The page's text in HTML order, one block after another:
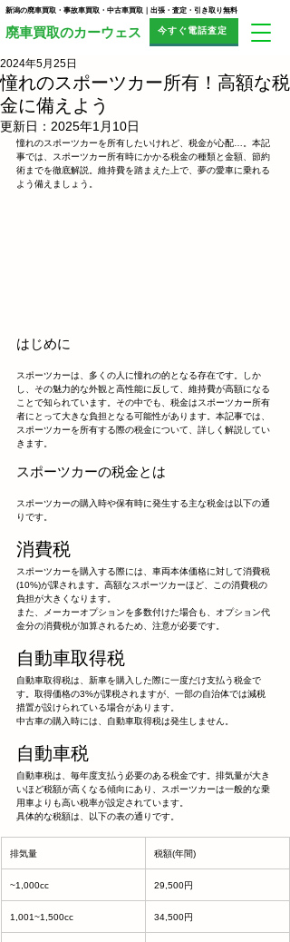
今すぐ電話査定
​廃車買取のカーウェス
新潟の廃車買取・事故車買取・中古車買取｜出張・査定・引き取り無料
憧れのスポーツカー所有！高額な税
金に備えよう
2024年5月25日
更新日： 2025年1月10日
憧れのスポーツカーを所有したいけれど、税金が心配…。本記
事では、スポーツカー所有時にかかる税金の種類と金額、節約
術までを徹底解説。維持費を踏まえた上で、夢の愛車に乗れる
よう備えましょう。
はじめに
スポーツカーは、多くの人に憧れの的となる存在です。しか
し、その魅力的な外観と高性能に反して、維持費が高額になる
ことで知られています。その中でも、税金はスポーツカー所有
者にとって大きな負担となる可能性があります。本記事では、
スポーツカーを所有する際の税金について、詳しく解説してい
きます。
スポーツカーの税金とは
スポーツカーの購入時や保有時に発生する主な税金は以下の通
りです。
消費税
スポーツカーを購入する際には、車両本体価格に対して消費税
(10%)が課されます。高額なスポーツカーほど、この消費税の
負担が大きくなります。
また、メーカーオプションを多数付けた場合も、オプション代
金分の消費税が加算されるため、注意が必要です。
自動車取得税
自動車取得税は、新車を購入した際に一度だけ支払う税金で
す。取得価格の3%が課税されますが、一部の自治体では減税
措置が設けられている場合があります。
中古車の購入時には、自動車取得税は発生しません。
自動車税
自動車税は、毎年度支払う必要のある税金です。排気量が大き
いほど税額が高くなる傾向にあり、スポーツカーは一般的な乗
用車よりも高い税率が設定されています。
具体的な税額は、以下の表の通りです。
排気量 税額(年間)
~1,000cc 29,500円
1,001~1,500cc 34,500円